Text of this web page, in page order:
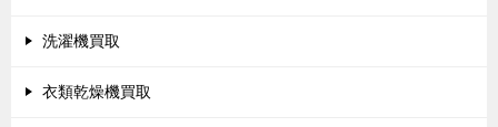
洗濯機買取
衣類乾燥機買取